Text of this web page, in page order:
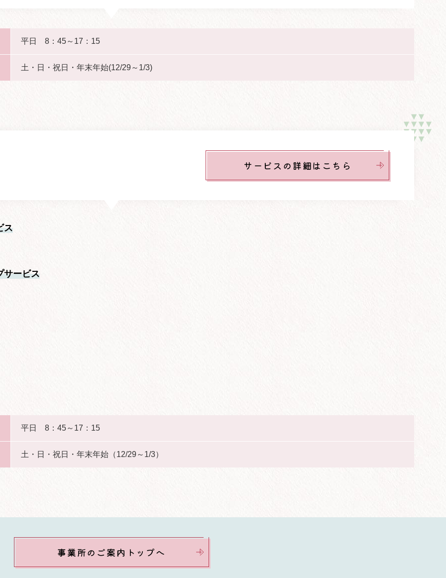
平日 8：45～17：15
土・日・祝日・年末年始(12/29～1/3)
サービスの詳細はこちら
ス
サービス
平日 8：45～17：15
土・日・祝日・年末年始（12/29～1/3）
事業所のご案内トップへ